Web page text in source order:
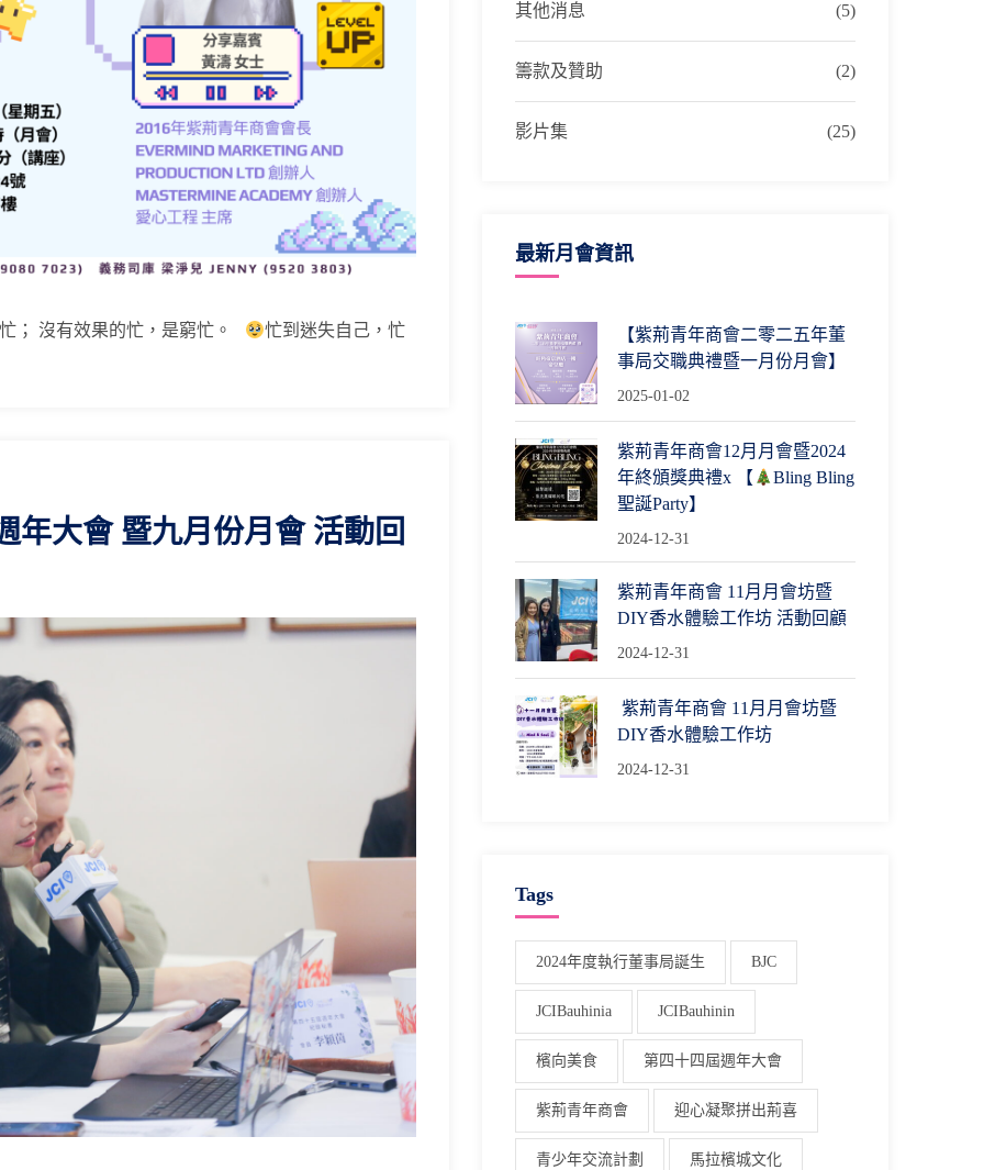
； 沒有效果的忙，是窮忙。 忙到迷失自己，忙
年大會 暨九月份月會 活動回
其他消息 (5)
籌款及贊助 (2)
影片集 (25)
最新月會資訊
【紫荊青年商會二零二五年董
事局交職典禮暨一月份月會】
2025-01-02
紫荊青年商會12月月會暨2024
年終頒獎典禮x 【
Bling Bling
聖誕Party】
2024-12-31
紫荊青年商會 11月月會坊暨
DIY香水體驗工作坊 活動回顧
2024-12-31
紫荊青年商會 11月月會坊暨
DIY香水體驗工作坊
2024-12-31
Tags
2024年度執行董事局誕生 BJC
JCIBauhinia JCIBauhinin
檳向美食 第四十四屆週年大會
紫荊青年商會 迎心凝聚拼出荊喜
青少年交流計劃 馬拉檳城文化